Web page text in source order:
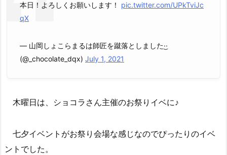
本日！よろしくお願いします！ pic.twitter.com/UPkTviJc
qX
— 山岡しょこらまるは師匠を蹴落としました·͜·
(@_chocolate_dqx) July 1, 2021
木曜日は、ショコラさん主催のお祭りイベに♪
七夕イベントがお祭り会場な感じなのでぴったりのイベ
ントでした。